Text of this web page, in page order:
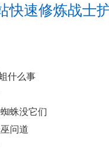
快速修炼战士
什么事
蛛没它们
问道